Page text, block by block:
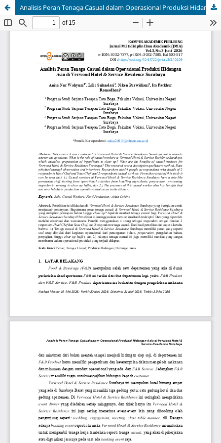
Analisis Peran Tenaga Casual dalam Operasional Produksi Hidangan Asia di Verwood Hotel & Service Residence Surabaya